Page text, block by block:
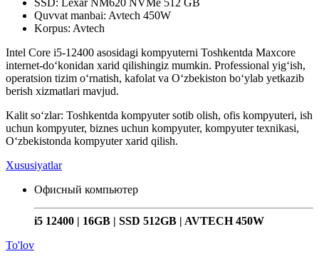
SSD: Lexar NM620 NVMe 512 GB
Quvvat manbai: Avtech 450W
Korpus: Avtech
Intel Core i5-12400 asosidagi kompyuterni Toshkentda Maxcore
internet-do‘konidan xarid qilishingiz mumkin. Professional yig‘ish,
operatsion tizim o‘rnatish, kafolat va O‘zbekiston bo‘ylab yetkazib
berish xizmatlari mavjud.
Kalit so‘zlar: Toshkentda kompyuter sotib olish, ofis kompyuteri, ish
uchun kompyuter, biznes uchun kompyuter, kompyuter texnikasi,
O‘zbekistonda kompyuter xarid qilish.
Xususiyatlar
Офисный компьютер
i5 12400 | 16GB | SSD 512GB | AVTECH 450W
To'lov